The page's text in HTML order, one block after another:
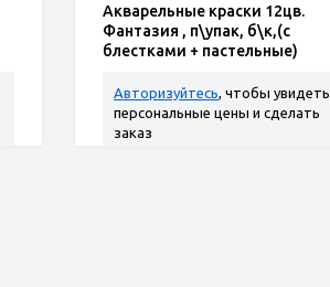
Акварельные краски 12цв.
Фантазия , п\упак, б\к,(с
блестками + пастельные)
Авторизуйтесь, чтобы увидеть
персональные цены и сделать
заказ